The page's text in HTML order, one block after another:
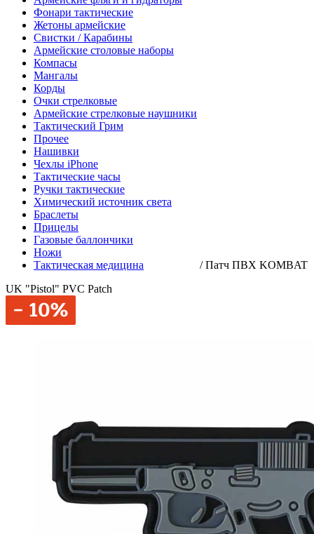
Фонари тактические
Жетоны армейские
Свистки / Карабины
Армейские столовые наборы
Компасы
Мангалы
Корды
Очки стрелковые
Армейские стрелковые наушники
Тактический Грим
Прочее
Нашивки
Чехлы iPhone
Тактические часы
Ручки тактические
Химический источник света
Браслеты
Прицелы
Газовые баллончики
Ножи
Тактическая медицина
/Патч ПВХ KOMBAT
UK "Pistol" PVC Patch